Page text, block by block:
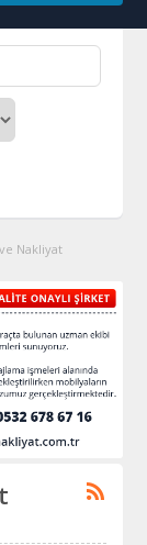
Nakliyat